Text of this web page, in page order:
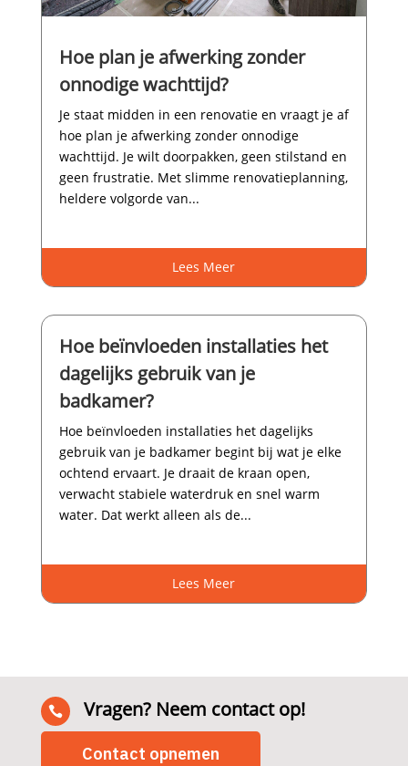
Hoe plan je afwerking zonder
onnodige wachttijd?
Je staat midden in een renovatie en vraagt je af
hoe plan je afwerking zonder onnodige
wachttijd.​ Je wilt doorpakken, geen stilstand en
geen frustratie.​ Met slimme renovatieplanning,
heldere volgorde van...
Lees Meer
Hoe beïnvloeden installaties het
dagelijks gebruik van je
badkamer?
Hoe beïnvloeden installaties het dagelijks
gebruik van je badkamer begint bij wat je elke
ochtend ervaart.​ Je draait de kraan open,
verwacht stabiele waterdruk en snel warm
water.​ Dat werkt alleen als de...
Lees Meer
 Vragen? Neem contact op!
Contact opnemen